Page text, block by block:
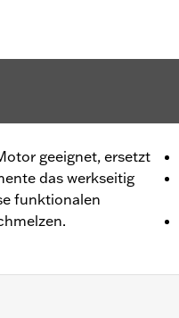
geeignet, ersetzt
das werkseitig
funktionalen